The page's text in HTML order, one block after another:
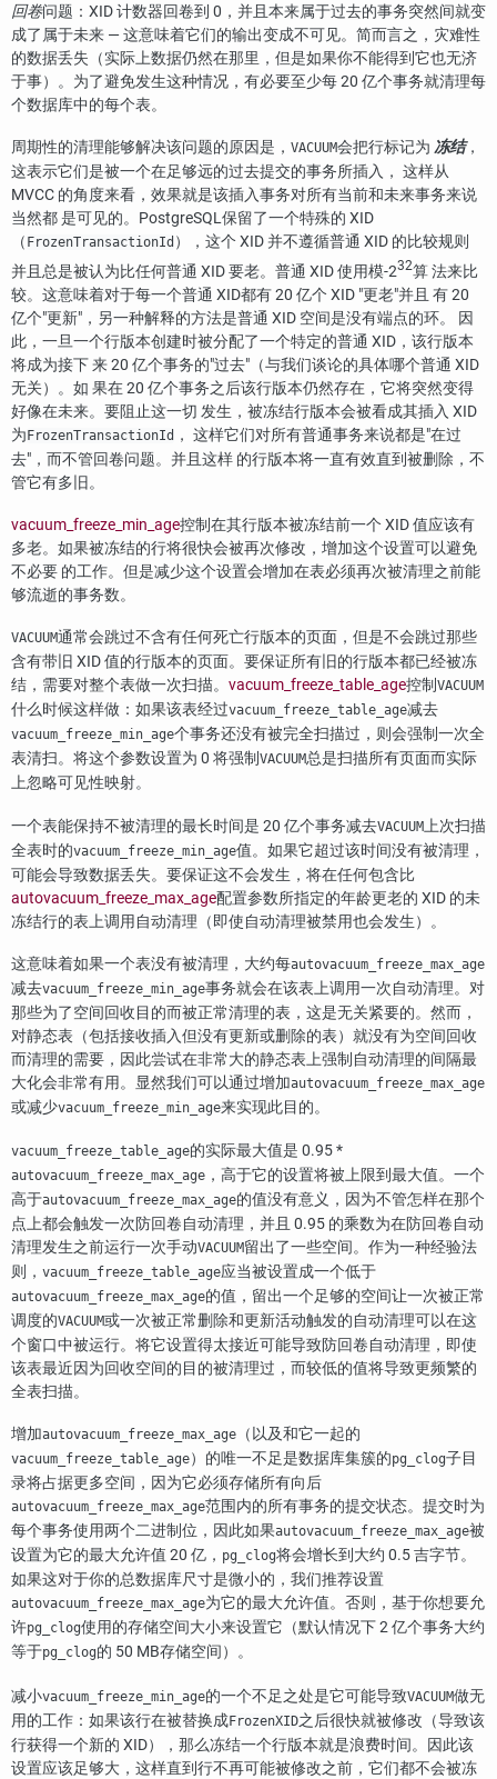
回卷问题：XID 计数器回卷到 0，并且本来属于过去的事务突然间就变
成了属于未来 — 这意味着它们的输出变成不可见。简而言之，灾难性
的数据丢失（实际上数据仍然在那里，但是如果你不能得到它也无济
于事）。为了避免发生这种情况，有必要至少每 20 亿个事务就清理每
个数据库中的每个表。
周期性的清理能够解决该问题的原因是， VACUUM会把行标记为 冻结，
这表示它们是被一个在足够远的过去提交的事务所插入， 这样从
MVCC 的角度来看，效果就是该插入事务对所有当前和未来事务来说
当然都 是可见的。 PostgreSQL保留了一个特殊的 XID
（ FrozenTransactionId ），这个 XID 并不遵循普通 XID 的比较规则
并且总是被认为比任何普通 XID 要老。普通 XID 使用模-232算 法来比
较。这意味着对于每一个普通 XID都有 20 亿个 XID "更老"并且 有 20
亿个"更新" ，另一种解释的方法是普通 XID 空间是没有端点的环。 因
此，一旦一个行版本创建时被分配了一个特定的普通 XID，该行版本
将成为接下 来 20 亿个事务的"过去" （与我们谈论的具体哪个普通 XID
无关）。如 果在 20 亿个事务之后该行版本仍然存在，它将突然变得
好像在未来。要阻止这一切 发生，被冻结行版本会被看成其插入 XID
为FrozenTransactionId ， 这样它们对所有普通事务来说都是"在过
去" ，而不管回卷问题。并且这样 的行版本将一直有效直到被删除，不
管它有多旧。
vacuum_freeze_min_age控制在其行版本被冻结前一个 XID 值应该有
多老。如果被冻结的行将很快会被再次修改，增加这个设置可以避免
不必要 的工作。但是减少这个设置会增加在表必须再次被清理之前能
够流逝的事务数。
VACUUM通常会跳过不含有任何死亡行版本的页面，但是不会跳过那些
含有带旧 XID 值的行版本的页面。要保证所有旧的行版本都已经被冻
结，需要对整个表做一次扫描。 vacuum_freeze_table_age控制 VACUUM
什么时候这样做：如果该表经过vacuum_freeze_table_age减去
vacuum_freeze_min_age个事务还没有被完全扫描过，则会强制一次全
表清扫。将这个参数设置为 0 将强制 VACUUM总是扫描所有页面而实际
上忽略可见性映射。
一个表能保持不被清理的最长时间是 20 亿个事务减去VACUUM上次扫描
全表时的vacuum_freeze_min_age值。如果它超过该时间没有被清理，
可能会导致数据丢失。要保证这不会发生，将在任何包含比
autovacuum_freeze_max_age配置参数所指定的年龄更老的 XID 的未
冻结行的表上调用自动清理（即使自动清理被禁用也会发生）。
这意味着如果一个表没有被清理，大约每autovacuum_freeze_max_age
减去vacuum_freeze_min_age事务就会在该表上调用一次自动清理。对
那些为了空间回收目的而被正常清理的表，这是无关紧要的。然而，
对静态表（包括接收插入但没有更新或删除的表）就没有为空间回收
而清理的需要，因此尝试在非常大的静态表上强制自动清理的间隔最
大化会非常有用。显然我们可以通过增加autovacuum_freeze_max_age
或减少vacuum_freeze_min_age来实现此目的。
vacuum_freeze_table_age的实际最大值是 0.95 *
autovacuum_freeze_max_age ，高于它的设置将被上限到最大值。一个
高于autovacuum_freeze_max_age的值没有意义，因为不管怎样在那个
点上都会触发一次防回卷自动清理，并且 0.95 的乘数为在防回卷自动
清理发生之前运行一次手动VACUUM留出了一些空间。作为一种经验法
则， vacuum_freeze_table_age应当被设置成一个低于
autovacuum_freeze_max_age的值，留出一个足够的空间让一次被正常
调度的VACUUM或一次被正常删除和更新活动触发的自动清理可以在这
个窗口中被运行。将它设置得太接近可能导致防回卷自动清理，即使
该表最近因为回收空间的目的被清理过，而较低的值将导致更频繁的
全表扫描。
增加autovacuum_freeze_max_age （以及和它一起的
vacuum_freeze_table_age）的唯一不足是数据库集簇的pg_clog子目
录将占据更多空间，因为它必须存储所有向后
autovacuum_freeze_max_age范围内的所有事务的提交状态。提交时为
每个事务使用两个二进制位，因此如果autovacuum_freeze_max_age被
设置为它的最大允许值 20 亿， pg_clog将会增长到大约 0.5 吉字节。
如果这对于你的总数据库尺寸是微小的，我们推荐设置
autovacuum_freeze_max_age为它的最大允许值。否则，基于你想要允
许pg_clog使用的存储空间大小来设置它（默认情况下 2 亿个事务大约
等于pg_clog的 50 MB存储空间）。
减小vacuum_freeze_min_age的一个不足之处是它可能导致VACUUM做无
用的工作：如果该行在被替换成FrozenXID之后很快就被修改（导致该
行获得一个新的 XID），那么冻结一个行版本就是浪费时间。因此该
设置应该足够大，这样直到行不再可能被修改之前，它们都不会被冻